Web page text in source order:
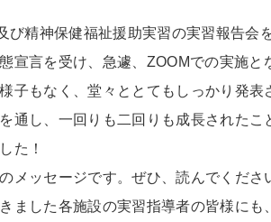
び精神保健福祉援助実習の実習報告
宣言を受け、急遽、ZOOMでの実施
子もなく、堂々ととてもしっかり発
通し、一回りも二回りも成長されたこ
た！
メッセージです。ぜひ、読んでくださ
ました各施設の実習指導者の皆様に